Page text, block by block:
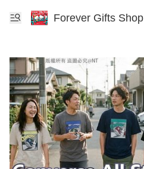
Forever Gifts Shop